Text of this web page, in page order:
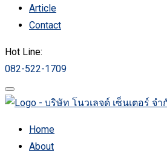
Article
Contact
Hot Line:
082-522-1709
Home
About